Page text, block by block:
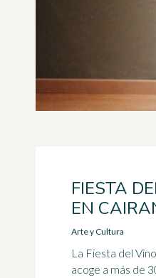
FIESTA
EN
Arte y Cultura
La Fiesta del
acoge a más de